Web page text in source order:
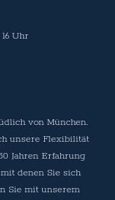
Uhr
von München.
unsere Flexibilität
Jahren Erfahrung
denen Sie sich
Sie mit unserem